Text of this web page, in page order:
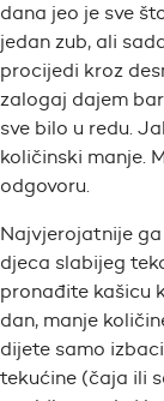
dana jeo je sve
jedan zub, ali
procijedi kroz
zalogaj dajem
sve bilo u redu.
količinski manje.
odgovoru.
Najvjerojatnije
djeca slabijeg
pronađite kašicu
dan, manje
dijete samo
tekućine (čaja ili